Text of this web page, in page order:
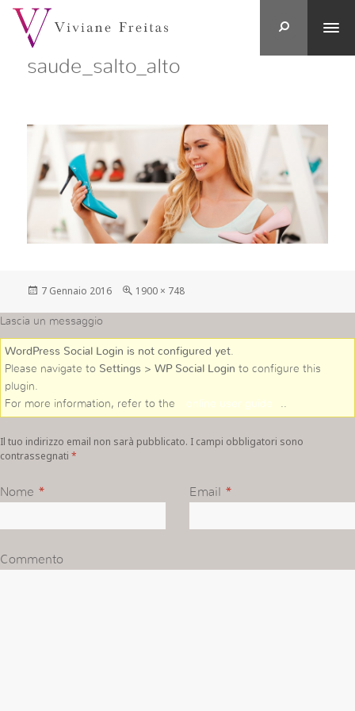
saude_salto_alto
Postato
7 Gennaio 2016
Full
1900 × 748
Lascia un messaggio
WordPress Social Login is not configured yet
Please navigate to Settings > WP Social Login to configure this
plugin.
For more information, refer to the
online user guide
Il tuo indirizzo email non sarà pubblicato. I campi obbligatori sono
contrassegnati *
Nome * Email *
Commento